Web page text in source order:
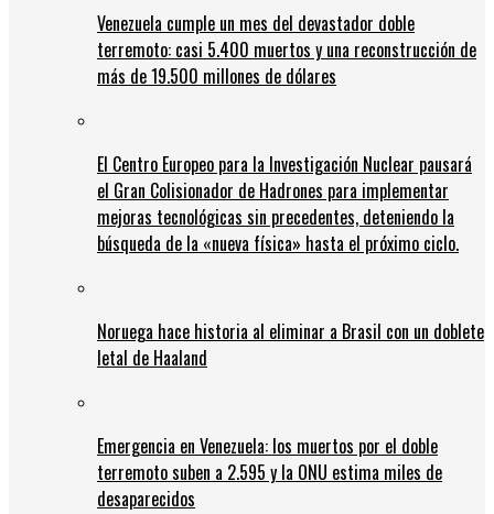
Venezuela cumple un mes del devastador doble
terremoto: casi 5.400 muertos y una reconstrucción de
más de 19.500 millones de dólares
El Centro Europeo para la Investigación Nuclear pausará
el Gran Colisionador de Hadrones para implementar
mejoras tecnológicas sin precedentes, deteniendo la
búsqueda de la «nueva física» hasta el próximo ciclo.
Noruega hace historia al eliminar a Brasil con un doblete
letal de Haaland
Emergencia en Venezuela: los muertos por el doble
terremoto suben a 2.595 y la ONU estima miles de
desaparecidos